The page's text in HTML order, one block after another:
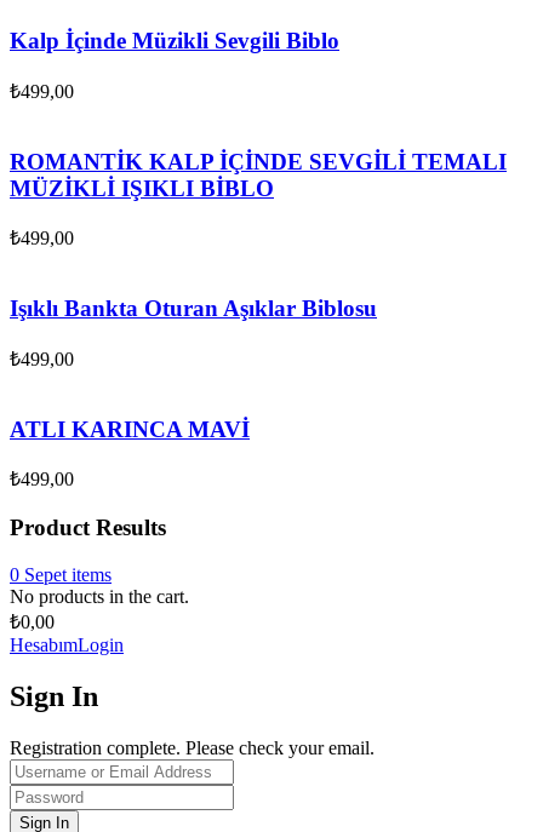
Kalp İçinde Müzikli Sevgili Biblo
₺499,00
ROMANTİK KALP İÇİNDE SEVGİLİ TEMALI
MÜZİKLİ IŞIKLI BİBLO
₺499,00
Işıklı Bankta Oturan Aşıklar Biblosu
₺499,00
ATLI KARINCA MAVİ
₺499,00
Product Results
0 Sepet items
No products in the cart.
₺0,00
HesabımLogin
Sign In
Registration complete. Please check your email.